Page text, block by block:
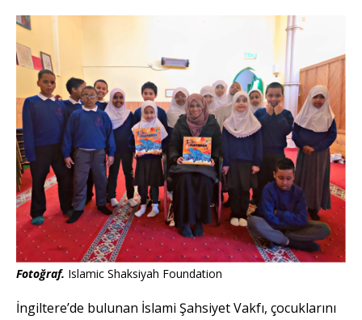
Fotoğraf. Islamic Shaksiyah Foundation
İngiltere’de bulunan İslami Şahsiyet Vakfı, çocuklarını